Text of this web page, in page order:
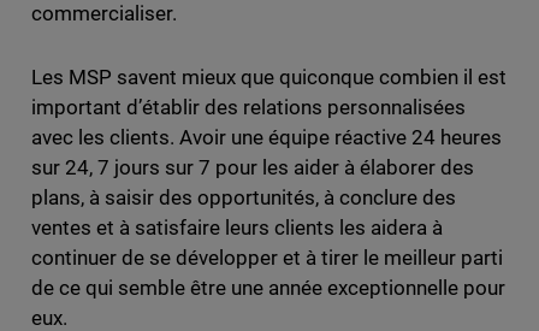
commercialiser.
Les MSP savent mieux que quiconque combien il est
important d’établir des relations personnalisées
avec les clients. Avoir une équipe réactive 24 heures
sur 24, 7 jours sur 7 pour les aider à élaborer des
plans, à saisir des opportunités, à conclure des
ventes et à satisfaire leurs clients les aidera à
continuer de se développer et à tirer le meilleur parti
de ce qui semble être une année exceptionnelle pour
eux.